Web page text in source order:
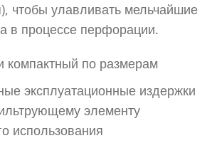
чтобы улавливать мельчайшие
в процессе перфорации.
компактный по размерам
эксплуатационные издержки
элементу
использования